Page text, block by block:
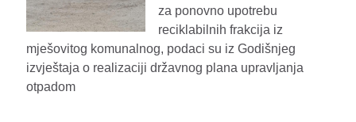
za ponovno upotrebu
reciklabilnih frakcija iz
mješovitog komunalnog, podaci su iz Godišnjeg
izvještaja o realizaciji državnog plana upravljanja
otpadom